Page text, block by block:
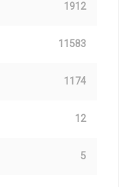
1912
11583
1174
12
5